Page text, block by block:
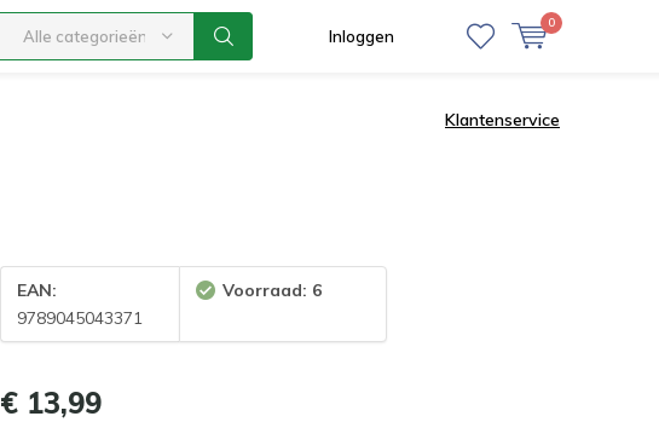
Alle categorieën Inloggen
0
Klantenservice
EAN:
9789045043371
Voorraad: 6
€ 13,99